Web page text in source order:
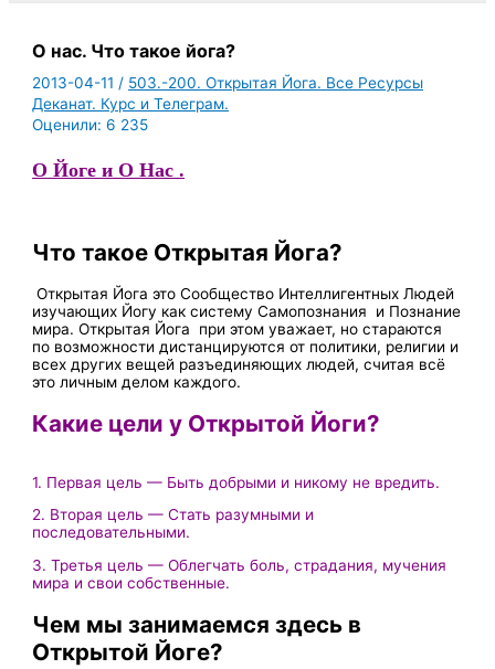
О нас. Что такое йога?
2013-04-11/ 503.-200. Открытая Йога. Все Ресурсы
Деканат. Курс и Телеграм.
Оценили: 6 235
О Йоге и О Нас .
Что такое Открытая Йога?
Открытая Йога это Сообщество Интеллигентных Людей
изучающих Йогу как систему Самопознания и Познание
мира. Открытая Йога при этом уважает, но стараются
по возможности дистанцируются от политики, религии и
всех других вещей разъединяющих людей, считая всё
это личным делом каждого.
Какие цели у Открытой Йоги?
1. Первая цель — Быть добрыми и никому не вредить.
2. Вторая цель — Стать разумными и
последовательными.
3. Третья цель — Облегчать боль, страдания, мучения
мира и свои собственные.
Чем мы занимаемся здесь в
Открытой Йоге?